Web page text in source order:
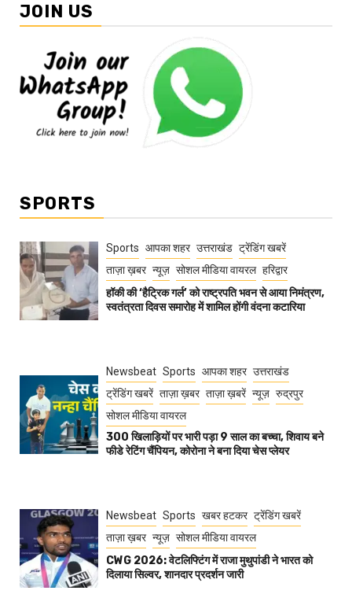
JOIN US
SPORTS
Sports आपका शहर उत्तराखंड ट्रेंडिंग खबरें
ताज़ा ख़बर न्यूज़ सोशल मीडिया वायरल हरिद्वार
हॉकी की ‘हैट्रिक गर्ल’ को राष्ट्रपति भवन से आया निमंत्रण,
स्वतंत्रता दिवस समारोह में शामिल होंगी वंदना कटारिया
Newsbeat Sports आपका शहर उत्तराखंड
ट्रेंडिंग खबरें ताज़ा ख़बर ताज़ा ख़बरें न्यूज़ रुद्रपुर
सोशल मीडिया वायरल
300 खिलाड़ियों पर भारी पड़ा 9 साल का बच्चा, शिवाय बने
फीडे रेटिंग चैंपियन, कोरोना ने बना दिया चेस प्लेयर
Newsbeat Sports खबर हटकर ट्रेंडिंग खबरें
ताज़ा ख़बर न्यूज़ सोशल मीडिया वायरल
CWG 2026: वेटलिफ्टिंग में राजा मुथुपांडी ने भारत को
दिलाया सिल्वर, शानदार प्रदर्शन जारी